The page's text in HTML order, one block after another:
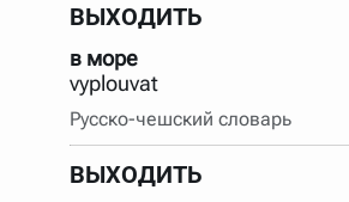
ВЫХОДИТЬ
в море
vyplouvat
Русско-чешский словарь
ВЫХОДИТЬ